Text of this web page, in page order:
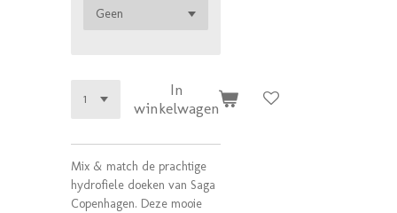
In
winkelwagen
Mix & match de prachtige
hydrofiele doeken van Saga
Copenhagen. Deze mooie